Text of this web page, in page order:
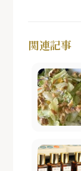
関連記事